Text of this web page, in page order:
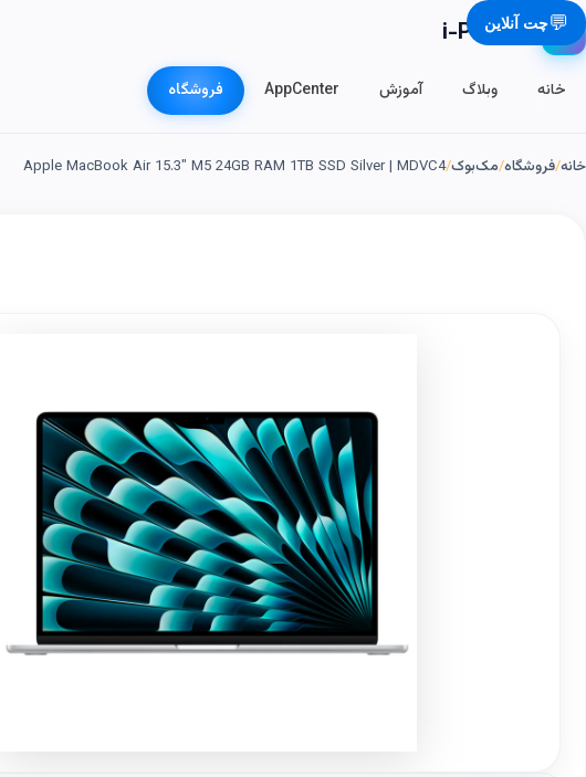
📱
i-Phone.ir
خانه وبلاگ آموزش AppCenter فروشگاه
خانه/فروشگاه/مک‌بوک/
Apple MacBook Air 15.3" M5 24GB RAM 1TB SSD Silver | MDVC4
💬چت آنلاین